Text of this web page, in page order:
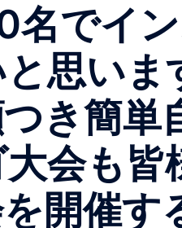
でイン
思いま
き簡単
会も皆
開催す